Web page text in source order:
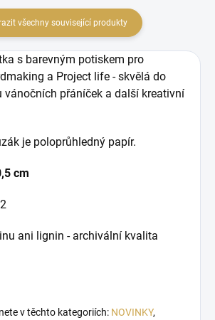
všechny související produkty
s barevným potiskem pro
a Project life - skvělá do
vánočních přáníček a další kreativní
je poloprůhledný papír.
cm
ani lignin - archivální kvalita
v těchto kategoriích: NOVINKY,